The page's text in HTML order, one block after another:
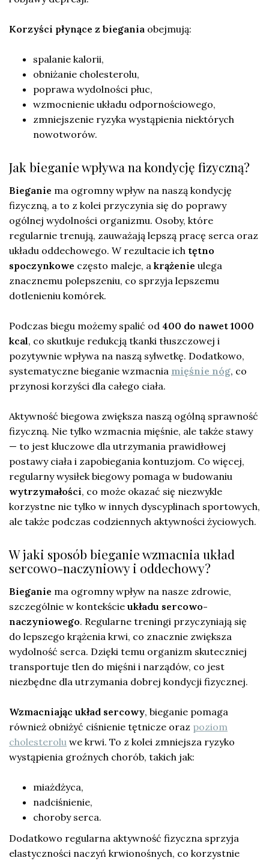
Korzyści płynące z biegania obejmują:
spalanie kalorii,
obniżanie cholesterolu,
poprawa wydolności płuc,
wzmocnienie układu odpornościowego,
zmniejszenie ryzyka wystąpienia niektórych
nowotworów.
Jak bieganie wpływa na kondycję fizyczną?
Bieganie ma ogromny wpływ na naszą kondycję
fizyczną, a to z kolei przyczynia się do poprawy
ogólnej wydolności organizmu. Osoby, które
regularnie trenują, zauważają lepszą pracę serca oraz
układu oddechowego. W rezultacie ich tętno
spoczynkowe często maleje, a krążenie ulega
znacznemu polepszeniu, co sprzyja lepszemu
dotlenieniu komórek.
Podczas biegu możemy spalić od 400 do nawet 1000
kcal, co skutkuje redukcją tkanki tłuszczowej i
pozytywnie wpływa na naszą sylwetkę. Dodatkowo,
systematyczne bieganie wzmacnia mięśnie nóg, co
przynosi korzyści dla całego ciała.
Aktywność biegowa zwiększa naszą ogólną sprawność
fizyczną. Nie tylko wzmacnia mięśnie, ale także stawy
— to jest kluczowe dla utrzymania prawidłowej
postawy ciała i zapobiegania kontuzjom. Co więcej,
regularny wysiłek biegowy pomaga w budowaniu
wytrzymałości, co może okazać się niezwykle
korzystne nie tylko w innych dyscyplinach sportowych,
ale także podczas codziennych aktywności życiowych.
W jaki sposób bieganie wzmacnia układ
sercowo-naczyniowy i oddechowy?
Bieganie ma ogromny wpływ na nasze zdrowie,
szczególnie w kontekście układu sercowo-
naczyniowego. Regularne treningi przyczyniają się
do lepszego krążenia krwi, co znacznie zwiększa
wydolność serca. Dzięki temu organizm skuteczniej
transportuje tlen do mięśni i narządów, co jest
niezbędne dla utrzymania dobrej kondycji fizycznej.
Wzmacniając układ sercowy, bieganie pomaga
również obniżyć ciśnienie tętnicze oraz poziom
cholesterolu we krwi. To z kolei zmniejsza ryzyko
wystąpienia groźnych chorób, takich jak:
miażdżyca,
nadciśnienie,
choroby serca.
Dodatkowo regularna aktywność fizyczna sprzyja
elastyczności naczyń krwionośnych, co korzystnie